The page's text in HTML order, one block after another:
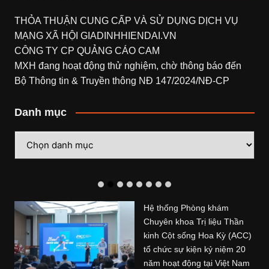
THỎA THUẬN CUNG CẤP VÀ SỬ DỤNG DỊCH VỤ
MẠNG XÃ HỘI GIADINHHIENDAI.VN
CÔNG TY CP QUẢNG CÁO CAM
MXH đang hoạt động thử nghiệm, chờ thông báo đến
Bộ Thông tin & Truyền thông NĐ 147/2024/NĐ-CP
Danh mục
mục
Hệ thống Phòng khám
Chuyên khoa Trị liệu Thần
kinh Cột sống Hoa Kỳ (ACC)
tổ chức sự kiện kỷ niệm 20
năm hoạt động tại Việt Nam